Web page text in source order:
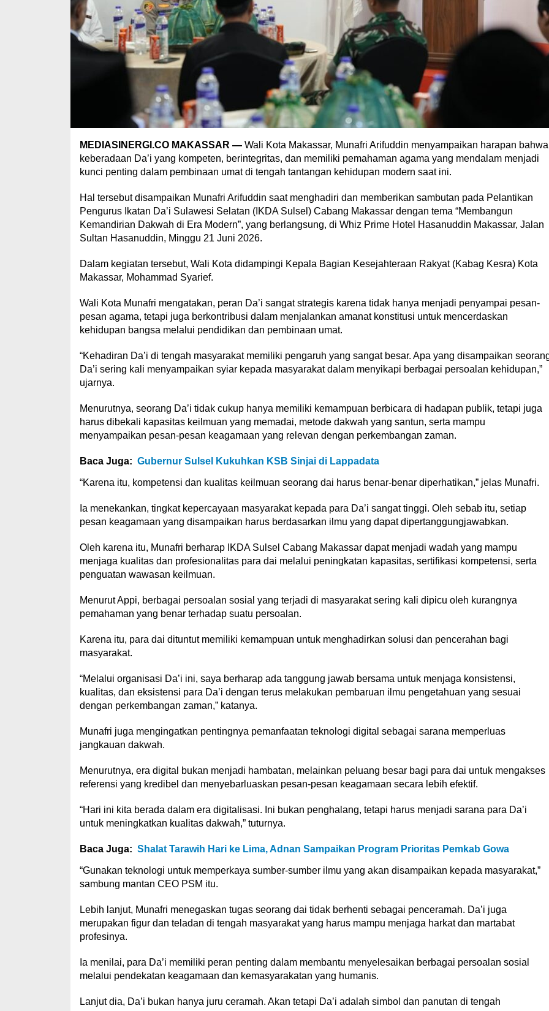
MEDIASINERGI.CO MAKASSAR —Wali Kota Makassar, Munafri Arifuddin menyampaikan harapan bahwa
keberadaan Da’i yang kompeten, berintegritas, dan memiliki pemahaman agama yang mendalam menjadi
kunci penting dalam pembinaan umat di tengah tantangan kehidupan modern saat ini.
Hal tersebut disampaikan Munafri Arifuddin saat menghadiri dan memberikan sambutan pada Pelantikan
Pengurus Ikatan Da’i Sulawesi Selatan (IKDA Sulsel) Cabang Makassar dengan tema “Membangun
Kemandirian Dakwah di Era Modern”, yang berlangsung, di Whiz Prime Hotel Hasanuddin Makassar, Jalan
Sultan Hasanuddin, Minggu 21 Juni 2026.
Dalam kegiatan tersebut, Wali Kota didampingi Kepala Bagian Kesejahteraan Rakyat (Kabag Kesra) Kota
Makassar, Mohammad Syarief.
Wali Kota Munafri mengatakan, peran Da’i sangat strategis karena tidak hanya menjadi penyampai pesan-
pesan agama, tetapi juga berkontribusi dalam menjalankan amanat konstitusi untuk mencerdaskan
kehidupan bangsa melalui pendidikan dan pembinaan umat.
“Kehadiran Da’i di tengah masyarakat memiliki pengaruh yang sangat besar. Apa yang disampaikan
Da’i sering kali menyampaikan syiar kepada masyarakat dalam menyikapi berbagai persoalan kehidupan,”
ujarnya.
Menurutnya, seorang Da’i tidak cukup hanya memiliki kemampuan berbicara di hadapan publik, tetapi juga
harus dibekali kapasitas keilmuan yang memadai, metode dakwah yang santun, serta mampu
menyampaikan pesan-pesan keagamaan yang relevan dengan perkembangan zaman.
Baca Juga: Gubernur Sulsel Kukuhkan KSB Sinjai di Lappadata
“Karena itu, kompetensi dan kualitas keilmuan seorang dai harus benar-benar diperhatikan,” jelas Munafri.
Ia menekankan, tingkat kepercayaan masyarakat kepada para Da’i sangat tinggi. Oleh sebab itu, setiap
pesan keagamaan yang disampaikan harus berdasarkan ilmu yang dapat dipertanggungjawabkan.
Oleh karena itu, Munafri berharap IKDA Sulsel Cabang Makassar dapat menjadi wadah yang mampu
menjaga kualitas dan profesionalitas para dai melalui peningkatan kapasitas, sertifikasi kompetensi, serta
penguatan wawasan keilmuan.
Menurut Appi, berbagai persoalan sosial yang terjadi di masyarakat sering kali dipicu oleh kurangnya
pemahaman yang benar terhadap suatu persoalan.
Karena itu, para dai dituntut memiliki kemampuan untuk menghadirkan solusi dan pencerahan bagi
masyarakat.
“Melalui organisasi Da’i ini, saya berharap ada tanggung jawab bersama untuk menjaga konsistensi,
kualitas, dan eksistensi para Da’i dengan terus melakukan pembaruan ilmu pengetahuan yang sesuai
dengan perkembangan zaman,” katanya.
Munafri juga mengingatkan pentingnya pemanfaatan teknologi digital sebagai sarana memperluas
jangkauan dakwah.
Menurutnya, era digital bukan menjadi hambatan, melainkan peluang besar bagi para dai untuk mengakses
referensi yang kredibel dan menyebarluaskan pesan-pesan keagamaan secara lebih efektif.
“Hari ini kita berada dalam era digitalisasi. Ini bukan penghalang, tetapi harus menjadi sarana para Da’i
untuk meningkatkan kualitas dakwah,” tuturnya.
Baca Juga: Shalat Tarawih Hari ke Lima, Adnan Sampaikan Program Prioritas Pemkab Gowa
“Gunakan teknologi untuk memperkaya sumber-sumber ilmu yang akan disampaikan kepada masyarakat,”
sambung mantan CEO PSM itu.
Lebih lanjut, Munafri menegaskan tugas seorang dai tidak berhenti sebagai penceramah. Da’i juga
merupakan figur dan teladan di tengah masyarakat yang harus mampu menjaga harkat dan martabat
profesinya.
Ia menilai, para Da’i memiliki peran penting dalam membantu menyelesaikan berbagai persoalan sosial
melalui pendekatan keagamaan dan kemasyarakatan yang humanis.
Lanjut dia, Da’i bukan hanya juru ceramah. Akan tetapi Da’i adalah simbol dan panutan di tengah